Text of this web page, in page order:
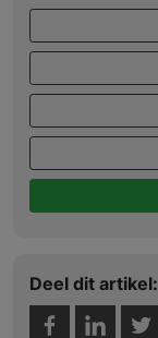
Deel dit artikel: